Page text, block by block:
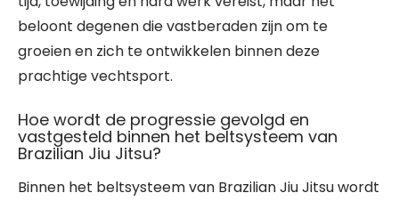
beloont degenen die vastberaden zijn om te
groeien en zich te ontwikkelen binnen deze
prachtige vechtsport.
Hoe wordt de progressie gevolgd en
vastgesteld binnen het beltsysteem van
Brazilian Jiu Jitsu?
Binnen het beltsysteem van Brazilian Jiu Jitsu wordt